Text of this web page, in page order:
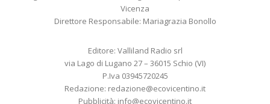
Vicenza
Direttore Responsabile: Mariagrazia Bonollo
Editore: Valliland Radio srl
via Lago di Lugano 27 – 36015 Schio (VI)
P.Iva 03945720245
Redazione: redazione@ecovicentino.it
Pubblicità: info@ecovicentino.it